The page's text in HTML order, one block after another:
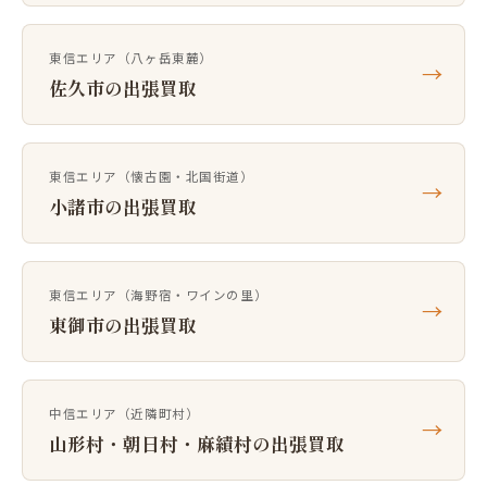
東信エリア（八ヶ岳東麓）
佐久市の出張買取 →
東信エリア（懐古園・北国街道）
小諸市の出張買取 →
東信エリア（海野宿・ワインの里）
東御市の出張買取 →
中信エリア（近隣町村）
山形村・朝日村・麻績村の出張買取 →